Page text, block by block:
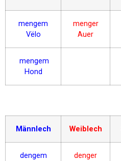
mengem
Vëlo
menger
Auer
mengem
Hond
Männlech Weiblech
dengem
denger